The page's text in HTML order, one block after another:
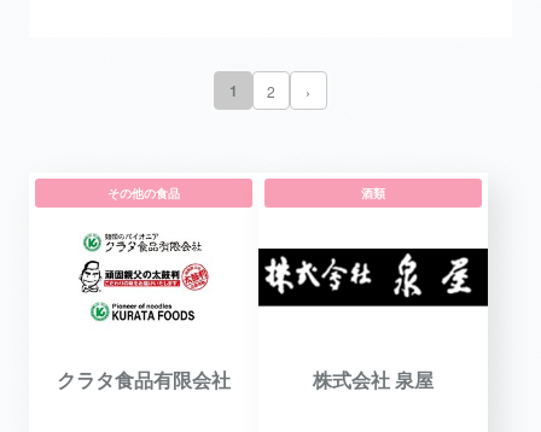
1 2 ›
その他の食品
クラタ食品有限会社
酒類
株式会社 泉屋